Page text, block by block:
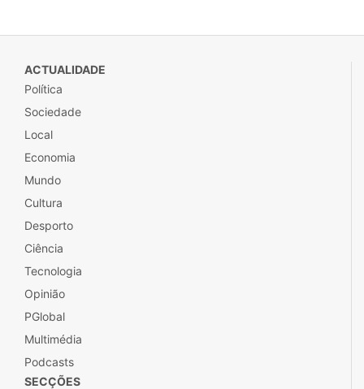
ACTUALIDADE
Política
Sociedade
Local
Economia
Mundo
Cultura
Desporto
Ciência
Tecnologia
Opinião
PGlobal
Multimédia
Podcasts
SECÇÕES